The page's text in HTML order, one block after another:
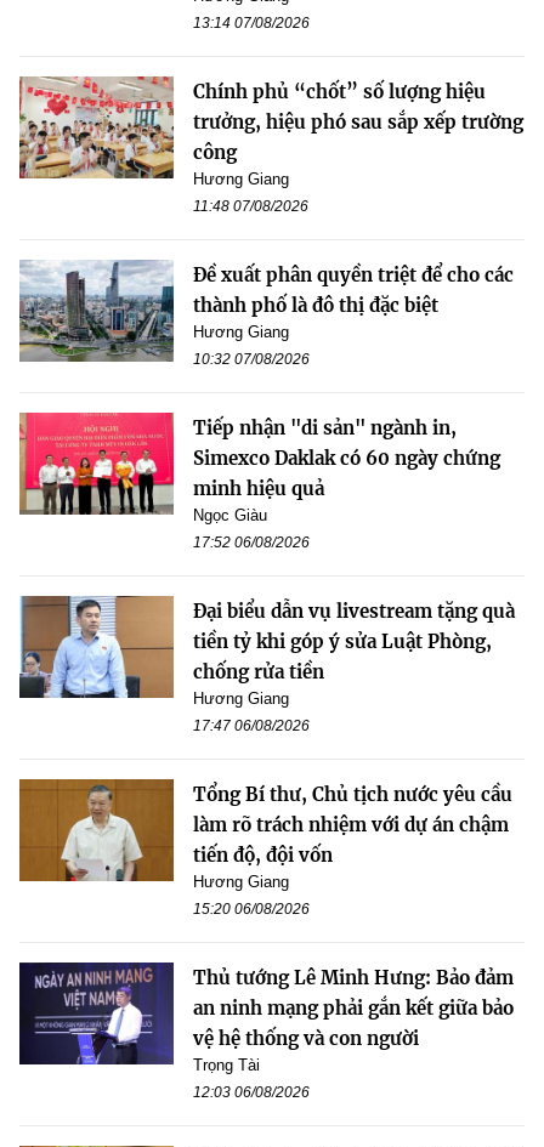
13:14 07/08/2026
Chính phủ “chốt” số lượng hiệu
trưởng, hiệu phó sau sắp xếp trường
công
Hương Giang
11:48 07/08/2026
Đề xuất phân quyền triệt để cho các
thành phố là đô thị đặc biệt
Hương Giang
10:32 07/08/2026
Tiếp nhận "di sản" ngành in,
Simexco Daklak có 60 ngày chứng
minh hiệu quả
Ngọc Giàu
17:52 06/08/2026
Đại biểu dẫn vụ livestream tặng quà
tiền tỷ khi góp ý sửa Luật Phòng,
chống rửa tiền
Hương Giang
17:47 06/08/2026
Tổng Bí thư, Chủ tịch nước yêu cầu
làm rõ trách nhiệm với dự án chậm
tiến độ, đội vốn
Hương Giang
15:20 06/08/2026
Thủ tướng Lê Minh Hưng: Bảo đảm
an ninh mạng phải gắn kết giữa bảo
vệ hệ thống và con người
Trọng Tài
12:03 06/08/2026